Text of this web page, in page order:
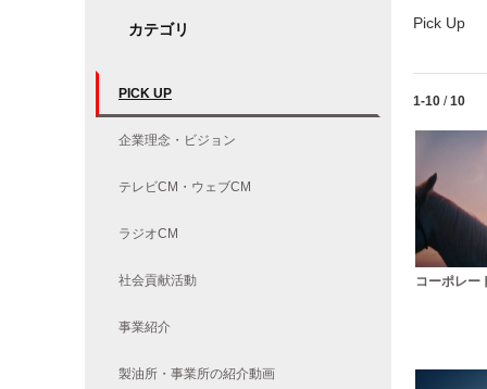
カテゴリ
PICK UP
企業理念・ビジョン
テレビCM・ウェブCM
ラジオCM
社会貢献活動
事業紹介
製油所・事業所の紹介動画
Pick Up
Currently
1-10 / 10
コーポレー